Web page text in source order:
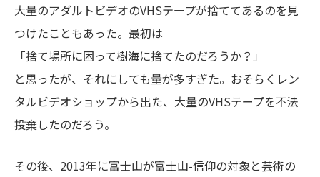
大量のアダルトビデオのVHSテープが捨ててあるのを見
つけたこともあった。最初は
「捨て場所に困って樹海に捨てたのだろうか？」
と思ったが、それにしても量が多すぎた。おそらくレン
タルビデオショップから出た、大量のVHSテープを不法
投棄したのだろう。
その後、2013年に富士山が富士山-信仰の対象と芸術の